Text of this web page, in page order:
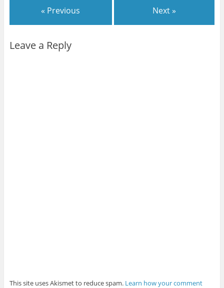
« Previous Next »
Leave a Reply
This site uses Akismet to reduce spam. Learn how your comment